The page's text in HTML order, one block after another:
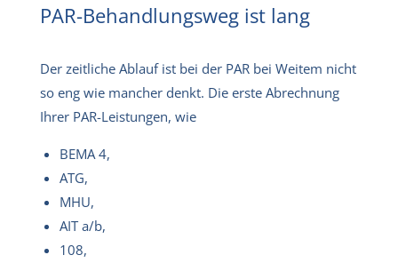
PAR-Behandlungsweg ist lang
Der zeitliche Ablauf ist bei der PAR bei Weitem nicht
so eng wie mancher denkt. Die erste Abrechnung
Ihrer PAR-Leistungen, wie
BEMA 4,
ATG,
MHU,
AIT a/b,
108,